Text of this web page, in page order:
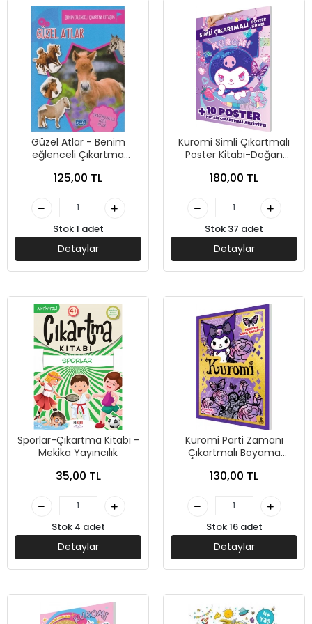
Güzel Atlar - Benim
eğlenceli Çıkartma
Yayınları
125,00 TL
Stok 1 adet
Detaylar
Kuromi Simli Çıkartmalı
Poster Kitabı-Doğan
180,00 TL
Stok 37 adet
Detaylar
Sporlar-Çıkartma Kitabı -
Mekika Yayıncılık
35,00 TL
Stok 4 adet
Detaylar
Kuromi Parti Zamanı
Çıkartmalı Boyama
130,00 TL
Stok 16 adet
Detaylar